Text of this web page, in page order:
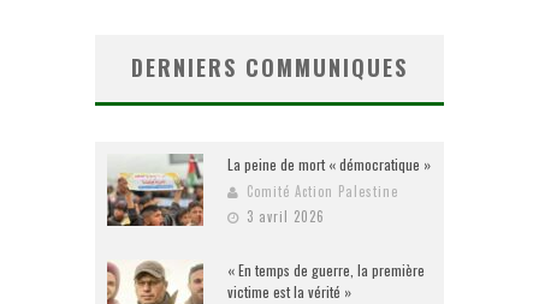
DERNIERS COMMUNIQUES
La peine de mort « démocratique »
Comité Action Palestine
3 avril 2026
« En temps de guerre, la première
victime est la vérité »